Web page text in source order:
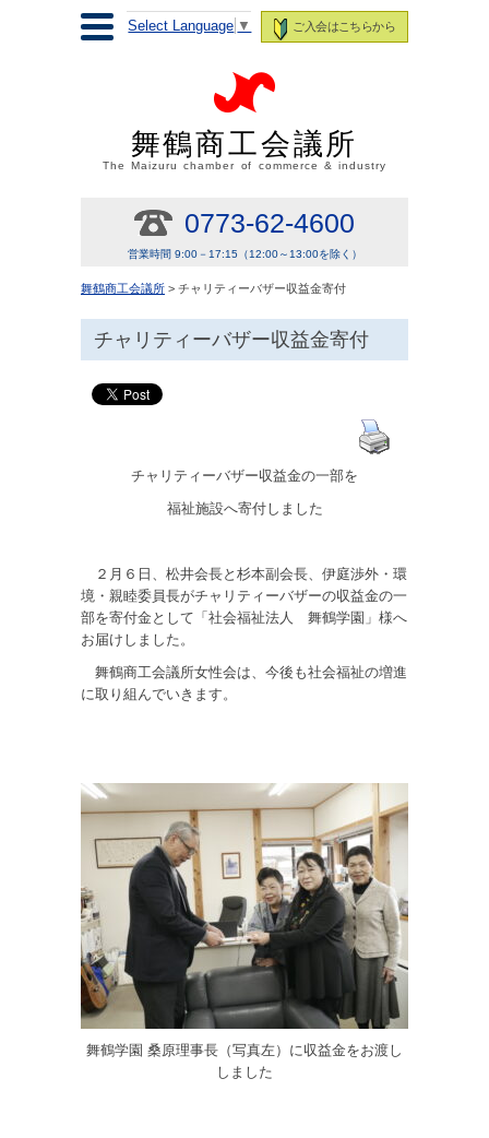
ご入会はこちらから
Select Language ▼
舞鶴商工会議所
The Maizuru chamber of commerce & industry
0773-62-4600
営業時間 9:00－17:15（12:00～13:00を除く）
舞鶴商工会議所 > チャリティーバザー収益金寄付
チャリティーバザー収益金寄付
チャリティーバザー収益金の一部を
福祉施設へ寄付しました
２月６日、松井会長と杉本副会長、伊庭渉外・環
境・親睦委員長がチャリティーバザーの収益金の一
部を寄付金として「社会福祉法人 舞鶴学園」様へ
お届けしました。
舞鶴商工会議所女性会は、今後も社会福祉の増進
に取り組んでいきます。
舞鶴学園 桑原理事長（写真左）に収益金をお渡し
しました